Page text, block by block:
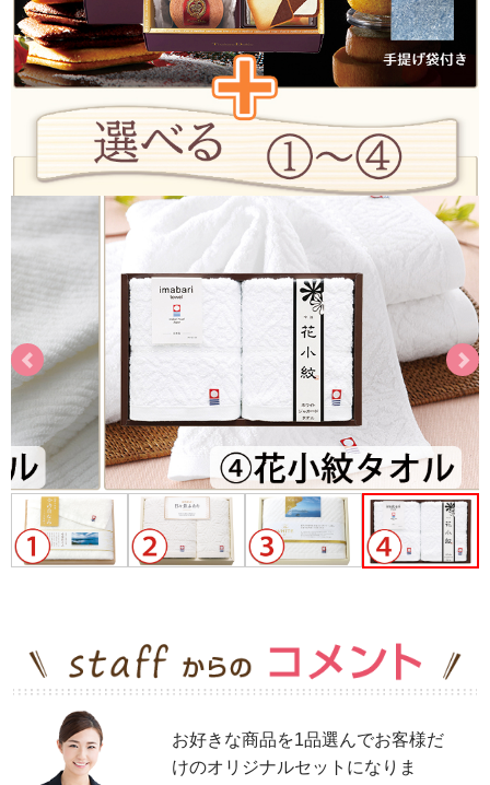
お好きな商品を1品選んでお客様だ
けのオリジナルセットになりま